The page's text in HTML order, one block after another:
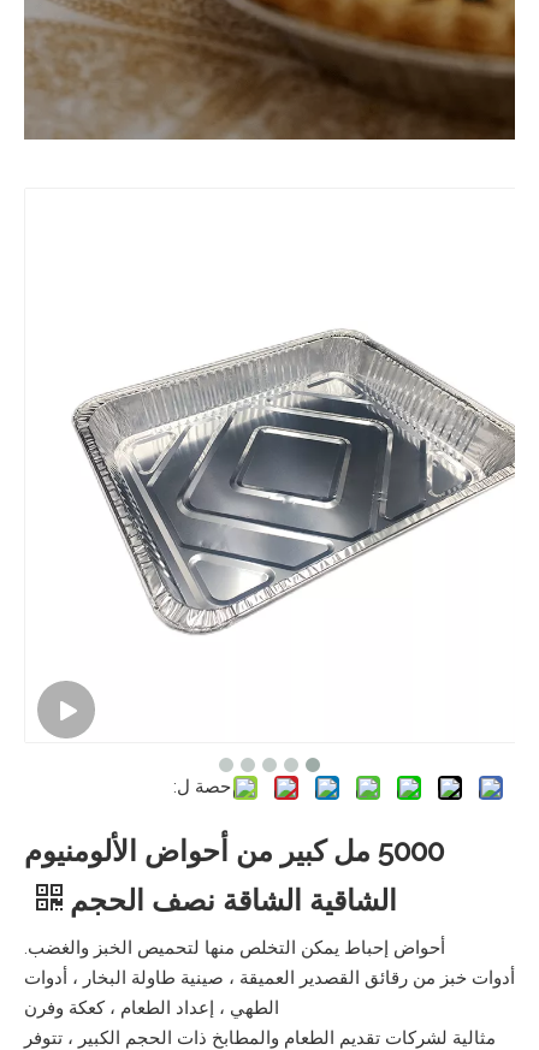
حصة ل:
5000 مل كبير من أحواض الألومنيوم
الشاقية الشاقة نصف الحجم
أحواض إحباط يمكن التخلص منها لتحميص الخبز والغضب.
أدوات خبز من رقائق القصدير العميقة ، صينية طاولة البخار ، أدوات
الطهي ، إعداد الطعام ، كعكة وفرن
مثالية لشركات تقديم الطعام والمطابخ ذات الحجم الكبير ، تتوفر